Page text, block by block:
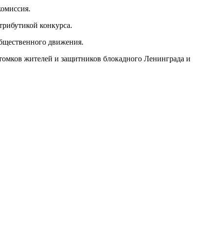
конкурса.
движения.
жителей и защитников блокадного Ленинграда и